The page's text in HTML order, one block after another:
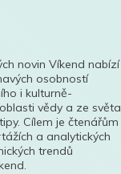
novin Víkend nabízí
osobností
i kulturně-
vědy a ze světa
Cílem je čtenářům
a analytických
trendů